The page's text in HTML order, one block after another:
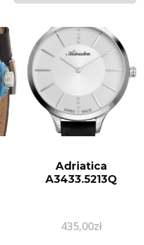
Adriatica
A3433.5213Q
435,00zł